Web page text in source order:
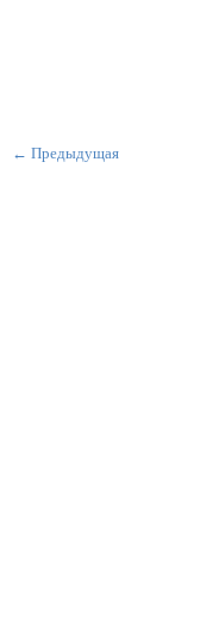
← Предыдущая